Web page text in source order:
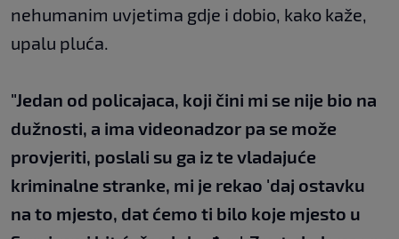
nehumanim uvjetima gdje i dobio, kako kaže,
upalu pluća.
"Jedan od policajaca, koji čini mi se nije bio na
dužnosti, a ima videonadzor pa se može
provjeriti, poslali su ga iz te vladajuće
kriminalne stranke, mi je rekao 'daj ostavku
na to mjesto, dat ćemo ti bilo koje mjesto u